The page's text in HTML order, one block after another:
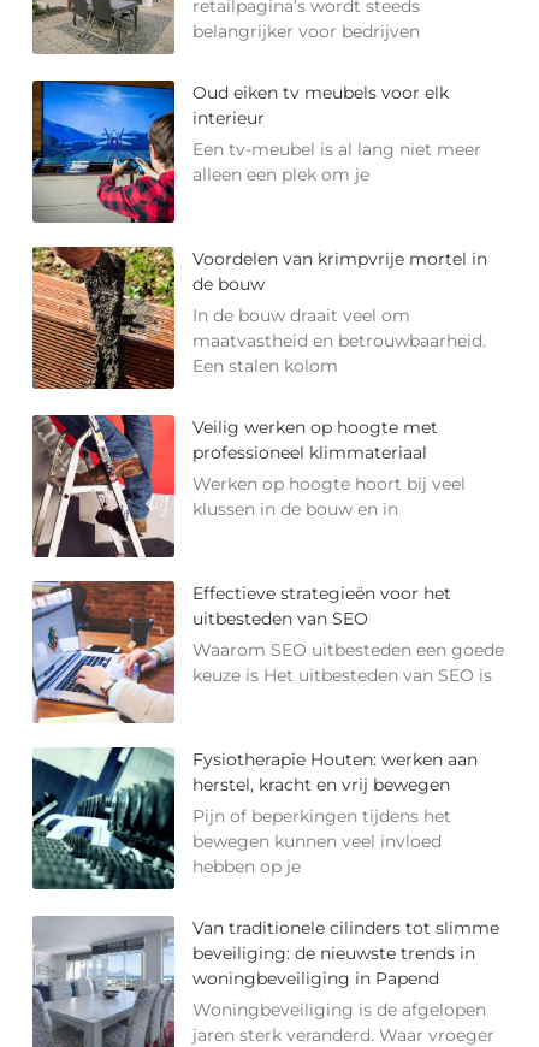
retailpagina’s wordt steeds
belangrijker voor bedrijven
Oud eiken tv meubels voor elk
interieur
Een tv-meubel is al lang niet meer
alleen een plek om je
Voordelen van krimpvrije mortel in
de bouw
In de bouw draait veel om
maatvastheid en betrouwbaarheid.
Een stalen kolom
Veilig werken op hoogte met
professioneel klimmateriaal
Werken op hoogte hoort bij veel
klussen in de bouw en in
Effectieve strategieën voor het
uitbesteden van SEO
Waarom SEO uitbesteden een goede
keuze is Het uitbesteden van SEO is
Fysiotherapie Houten: werken aan
herstel, kracht en vrij bewegen
Pijn of beperkingen tijdens het
bewegen kunnen veel invloed
hebben op je
Van traditionele cilinders tot slimme
beveiliging: de nieuwste trends in
woningbeveiliging in Papend
Woningbeveiliging is de afgelopen
jaren sterk veranderd. Waar vroeger